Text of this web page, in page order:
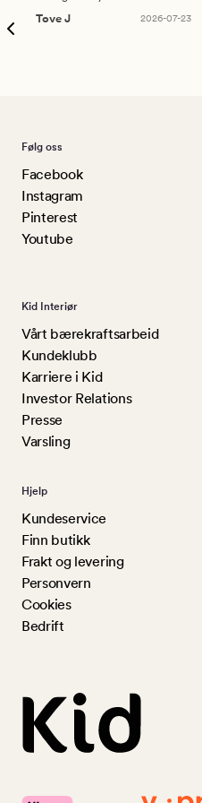
Tove J
2026-07-23
Følg oss
Facebook
Instagram
Pinterest
Youtube
Kid Interiør
Vårt bærekraftsarbeid
Kundeklubb
Karriere i Kid
Investor Relations
Presse
Varsling
Hjelp
Kundeservice
Finn butikk
Frakt og levering
Personvern
Cookies
Bedrift